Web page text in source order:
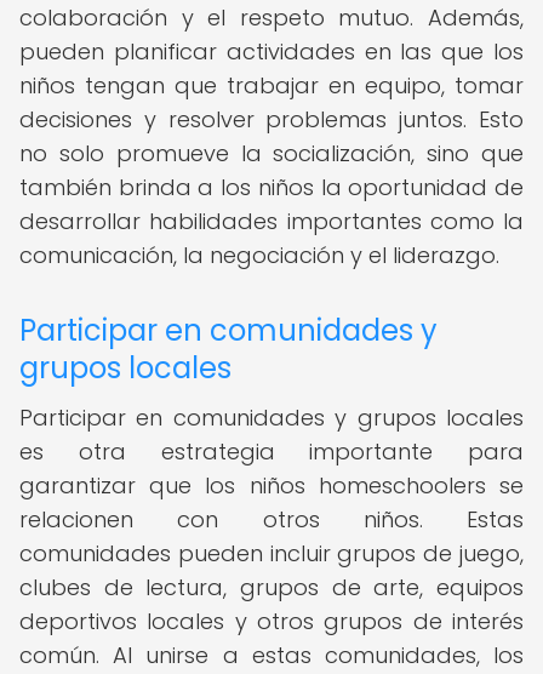
colaboración y el respeto mutuo. Además,
pueden planificar actividades en las que los
niños tengan que trabajar en equipo, tomar
decisiones y resolver problemas juntos. Esto
no solo promueve la socialización, sino que
también brinda a los niños la oportunidad de
desarrollar habilidades importantes como la
comunicación, la negociación y el liderazgo.
Participar en comunidades y
grupos locales
Participar en comunidades y grupos locales
es otra estrategia importante para
garantizar que los niños homeschoolers se
relacionen con otros niños. Estas
comunidades pueden incluir grupos de juego,
clubes de lectura, grupos de arte, equipos
deportivos locales y otros grupos de interés
común. Al unirse a estas comunidades, los